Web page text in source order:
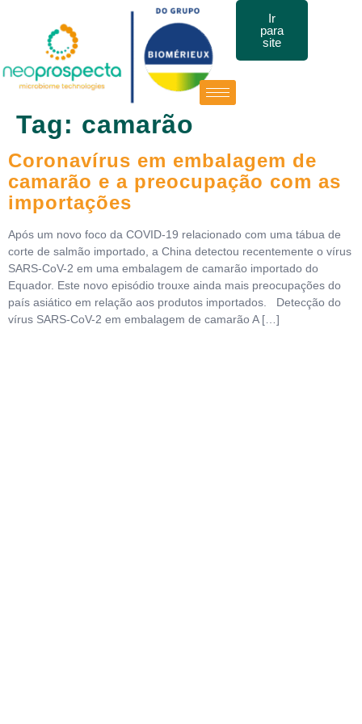
Ir
para
site
Tag: camarão
Coronavírus em embalagem de
camarão e a preocupação com as
importações
Após um novo foco da COVID-19 relacionado com uma tábua de
corte de salmão importado, a China detectou recentemente o vírus
SARS-CoV-2 em uma embalagem de camarão importado do
Equador. Este novo episódio trouxe ainda mais preocupações do
país asiático em relação aos produtos importados. Detecção do
vírus SARS-CoV-2 em embalagem de camarão A […]